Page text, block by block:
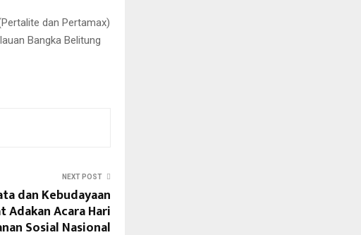
dan Pertamax)
Bangka Belitung
NEXT POST
dan Kebudayaan
Adakan Acara Hari
Sosial Nasional